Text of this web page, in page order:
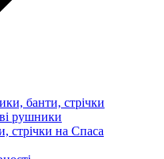
банти, стрічки
рушники
стрічки на Спаса